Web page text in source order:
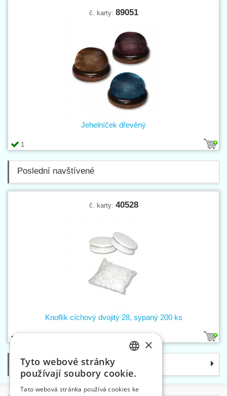
č. karty: 89051
1
Jehelníček dřevěný
Poslední navštívené
č. karty: 40528
Knoflík cíchový dvojitý 28, sypaný 200 ks
Kategorie
×
Tyto webové stránky
používají soubory cookie.
Tato webová stránka používá cookies ke